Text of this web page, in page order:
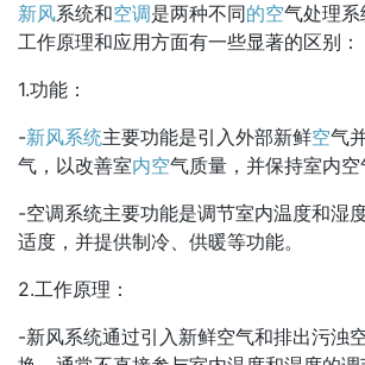
新风系统和空调是两种不同的空气处理系
工作原理和应用方面有一些显著的区别：
1.功能：
-新风系统主要功能是引入外部新鲜空气
气，以改善室内空气质量，并保持室内空
-空调系统主要功能是调节室内温度和湿
适度，并提供制冷、供暖等功能。
2.工作原理：
-新风系统通过引入新鲜空气和排出污浊